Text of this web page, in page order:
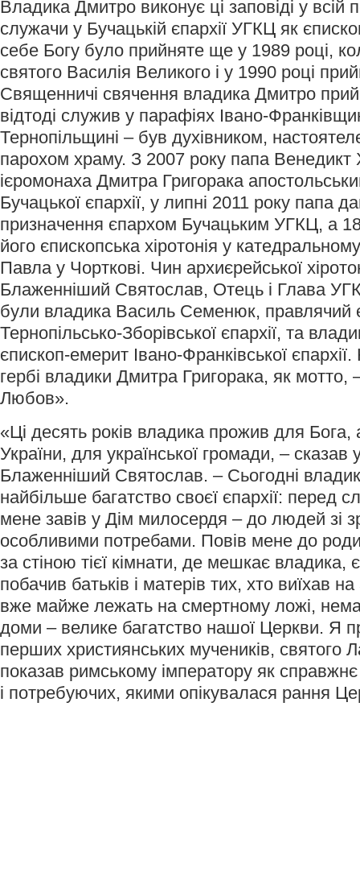
Владика Дмитро виконує ці заповіді у всій
служачи у Бучацькій єпархії УГКЦ як
себе Богу було прийняте ще у 1989 році,
святого Василія Великого і у 1990 році
Священничі свячення владика Дмитро
відтоді служив у парафіях Івано-
Тернопільщині – був духівником,
парохом храму. З 2007 року папа Венедикт
ієромонаха Дмитра Григорака
Бучацької єпархії, у липні 2011 року папа
призначення єпархом Бучацьким УГКЦ, а
його єпископська хіротонія у
Павла у Чорткові. Чин архиєрейської
Блаженніший Святослав, Отець і Глава
були владика Василь Семенюк, правлячий
Тернопільсько-Зборівської єпархії, та
єпископ-емерит Івано-Франківської
гербі владики Дмитра Григорака, як мотто,
Любов».
«Ці десять років владика прожив для
України, для української громади, – сказав
Блаженніший Святослав. – Сьогодні
найбільше багатство своєї єпархії: перед
мене завів у Дім милосердя – до людей зі
особливими потребами. Повів мене до
за стіною тієї кімнати, де мешкає владика,
побачив батьків і матерів тих, хто виїхав
вже майже лежать на смертному ложі,
доми – велике багатство нашої Церкви. Я
перших християнських мучеників, святого
показав римському імператору як справжнє
і потребуючих, якими опікувалася рання